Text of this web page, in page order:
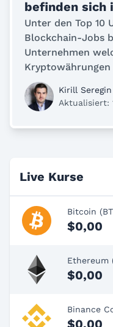
befinden sich
Unter den Top 10
Blockchain-Jobs
Unternehmen
Kryptowährungen
Kirill Seregin
Aktualisiert:
Live Kurse
Bitcoin
$0,00
Ethereum
$0,00
Binance
$0,00